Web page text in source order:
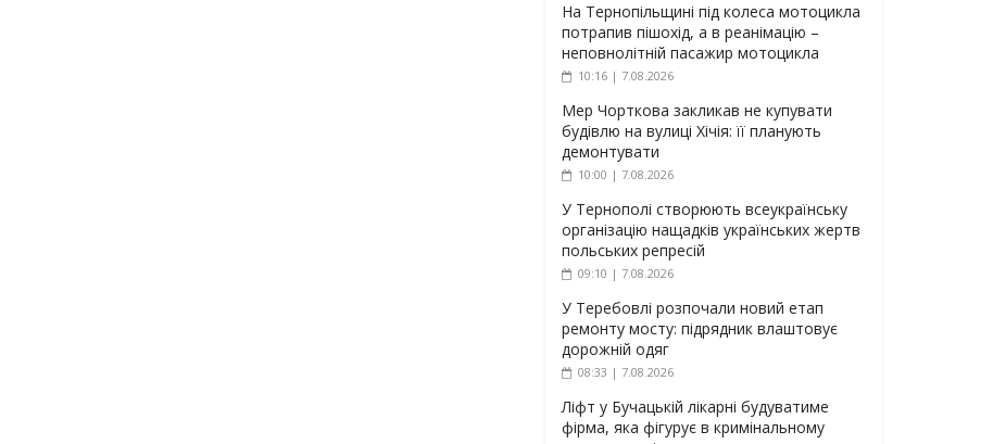
На Тернопільщині під колеса мотоцикла
потрапив пішохід, а в реанімацію –
неповнолітній пасажир мотоцикла
10:16 | 7.08.2026
Мер Чорткова закликав не купувати
будівлю на вулиці Хічія: її планують
демонтувати
10:00 | 7.08.2026
У Тернополі створюють всеукраїнську
організацію нащадків українських жертв
польських репресій
09:10 | 7.08.2026
У Теребовлі розпочали новий етап
ремонту мосту: підрядник влаштовує
дорожній одяг
08:33 | 7.08.2026
Ліфт у Бучацькій лікарні будуватиме
фірма, яка фігурує в кримінальному